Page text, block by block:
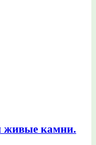
живые камни.